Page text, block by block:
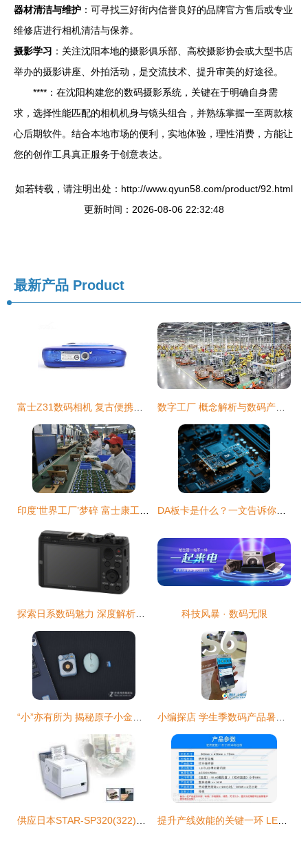
器材清洁与维护 ：可寻找三好街内信誉良好的品牌官方售后或专业
维修店进行相机清洁与保养。
摄影学习 ：关注沈阳本地的摄影俱乐部、高校摄影协会或大型书店
举办的摄影讲座、外拍活动，是交流技术、提升审美的好途径。
****：在沈阳构建您的数码摄影系统，关键在于明确自身需
求，选择性能匹配的相机机身与镜头组合，并熟练掌握一至两款核
心后期软件。结合本地市场的便利，实地体验，理性消费，方能让
您的创作工具真正服务于创意表达。
如若转载，请注明出处：http://www.qyun58.com/product/92.html
更新时间：2026-08-06 22:32:48
最新产品 Product
科技风暴 · 数码无限